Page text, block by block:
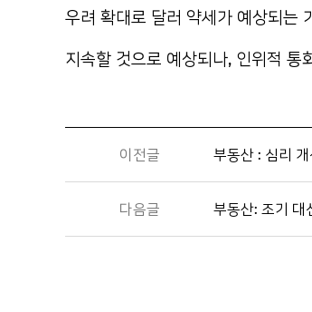
우려 확대로 달러 약세가 예상되는
지속할 것으로 예상되나, 인위적 통
이전글 부동산 : 심리
다음글 부동산: 조기 대